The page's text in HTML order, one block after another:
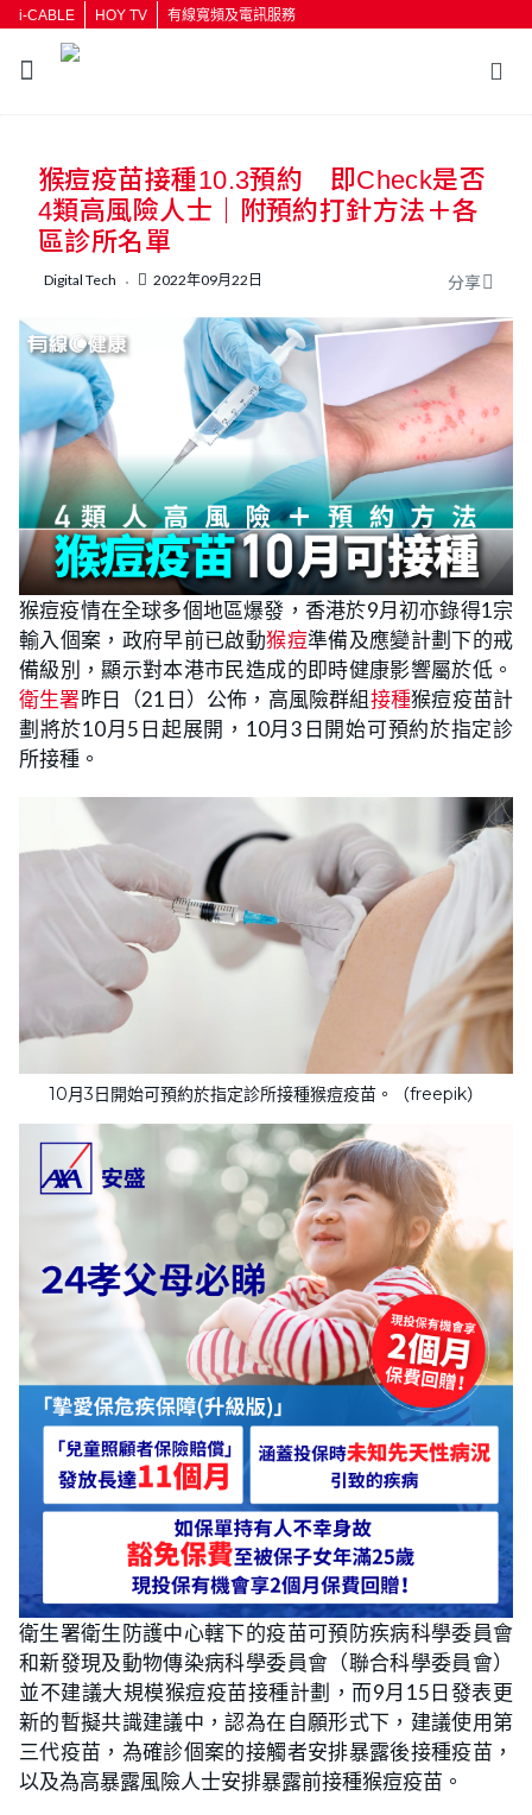
i-CABLE HOY TV 有線寬頻及電訊服務
按輸入鍵開始搜尋
猴痘疫苗接種10.3預約 即Check是否
4類高風險人士｜附預約打針方法＋各
區診所名單
Digital Tech 2022年09月22日 分享
猴痘疫情在全球多個地區爆發，香港於9月初亦錄得1宗
輸入個案，政府早前已啟動猴痘準備及應變計劃下的戒
備級別，顯示對本港市民造成的即時健康影響屬於低。
衛生署昨日（21日）公佈，高風險群組接種猴痘疫苗計
劃將於10月5日起展開，10月3日開始可預約於指定診
所接種。
10月3日開始可預約於指定診所接種猴痘疫苗。（freepik）
衛生署衛生防護中心轄下的疫苗可預防疾病科學委員會
和新發現及動物傳染病科學委員會（聯合科學委員會）
並不建議大規模猴痘疫苗接種計劃，而9月15日發表更
新的暫擬共識建議中，認為在自願形式下，建議使用第
三代疫苗，為確診個案的接觸者安排暴露後接種疫苗，
以及為高暴露風險人士安排暴露前接種猴痘疫苗。